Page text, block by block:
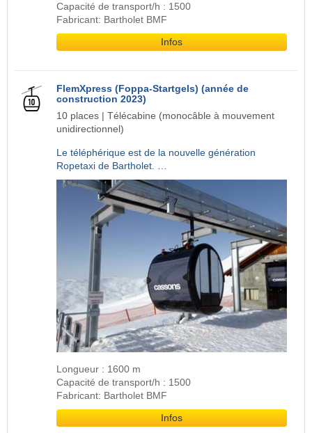
Capacité de transport/h : 1500
Fabricant: Bartholet BMF
Infos
FlemXpress (Foppa-Startgels) (année de
construction 2023)
10 places | Télécabine (monocâble à mouvement
unidirectionnel)
Le téléphérique est de la nouvelle génération
Ropetaxi de Bartholet. …
Longueur : 1600 m
Capacité de transport/h : 1500
Fabricant: Bartholet BMF
Infos